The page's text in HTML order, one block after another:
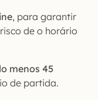
, para garantir
de o horário
menos 45
de partida.